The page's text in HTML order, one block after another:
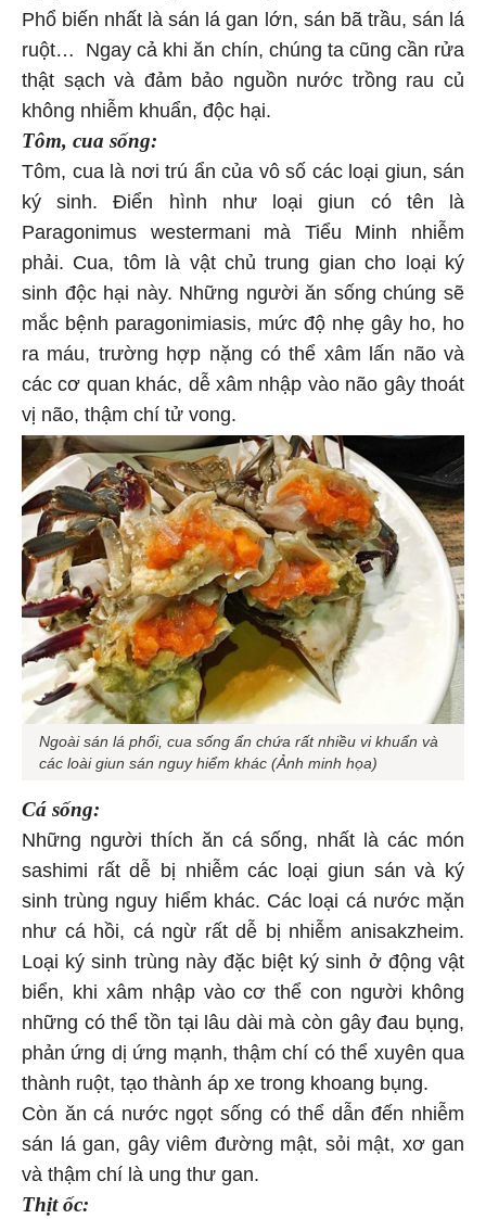
Phổ biến nhất là sán lá gan lớn, sán bã trầu, sán lá
ruột… Ngay cả khi ăn chín, chúng ta cũng cần rửa
thật sạch và đảm bảo nguồn nước trồng rau củ
không nhiễm khuẩn, độc hại.
Tôm, cua sống:
Tôm, cua là nơi trú ẩn của vô số các loại giun, sán
ký sinh. Điển hình như loại giun có tên là
Paragonimus westermani mà Tiểu Minh nhiễm
phải. Cua, tôm là vật chủ trung gian cho loại ký
sinh độc hại này. Những người ăn sống chúng sẽ
mắc bệnh paragonimiasis, mức độ nhẹ gây ho, ho
ra máu, trường hợp nặng có thể xâm lấn não và
các cơ quan khác, dễ xâm nhập vào não gây thoát
vị não, thậm chí tử vong.
Ngoài sán lá phổi, cua sống ẩn chứa rất nhiều vi khuẩn và
các loài giun sán nguy hiểm khác (Ảnh minh họa)
Cá sống:
Những người thích ăn cá sống, nhất là các món
sashimi rất dễ bị nhiễm các loại giun sán và ký
sinh trùng nguy hiểm khác. Các loại cá nước mặn
như cá hồi, cá ngừ rất dễ bị nhiễm anisakzheim.
Loại ký sinh trùng này đặc biệt ký sinh ở động vật
biển, khi xâm nhập vào cơ thể con người không
những có thể tồn tại lâu dài mà còn gây đau bụng,
phản ứng dị ứng mạnh, thậm chí có thể xuyên qua
thành ruột, tạo thành áp xe trong khoang bụng.
Còn ăn cá nước ngọt sống có thể dẫn đến nhiễm
sán lá gan, gây viêm đường mật, sỏi mật, xơ gan
và thậm chí là ung thư gan.
Thịt ốc: